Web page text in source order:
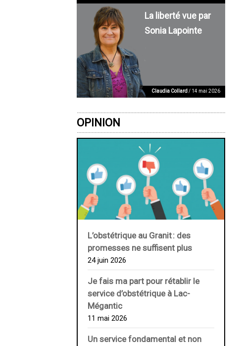
La liberté vue par
Sonia Lapointe
Claudia Collard/ 14 mai 2026
OPINION
L’obstétrique au ­Granit : des
promesses ne suffisent plus
24 juin 2026
Je fais ma part pour rétablir le
service d’obstétrique à Lac-
Mégantic
11 mai 2026
Un service fondamental et non